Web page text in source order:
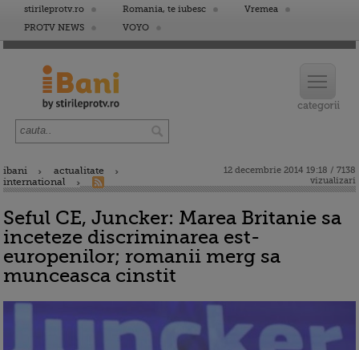
stirileprotv.ro Romania, te iubesc
Vremea
PROTV NEWS
VOYO
ibani
actualitate
international
12 decembrie 2014 19:18 / 7138
vizualizari
Seful CE, Juncker: Marea Britanie sa
inceteze discriminarea est-
europenilor; romanii merg sa
munceasca cinstit